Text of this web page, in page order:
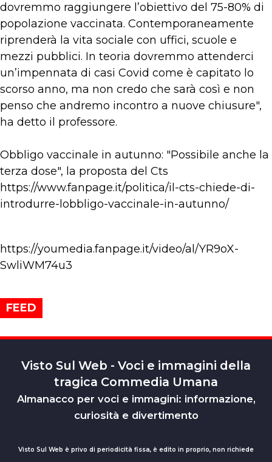
dovremmo raggiungere l’obiettivo del 75-80% di
popolazione vaccinata. Contemporaneamente
riprenderà la vita sociale con uffici, scuole e
mezzi pubblici. In teoria dovremmo attenderci
un’impennata di casi Covid come è capitato lo
scorso anno, ma non credo che sarà così e non
penso che andremo incontro a nuove chiusure",
ha detto il professore.
Obbligo vaccinale in autunno: "Possibile anche la
terza dose", la proposta del Cts
https://www.fanpage.it/politica/il-cts-chiede-di-
introdurre-lobbligo-vaccinale-in-autunno/
https://youmedia.fanpage.it/video/al/YR9oX-
SwliWM74u3
FEED
Visto Sul Web - Voci e immagini della
tragica Commedia Umana
Almanacco per voci e immagini: informazione,
curiosità e divertimento
Visto Sul Web è privo di periodicità fissa, è edito in proprio, non richiede